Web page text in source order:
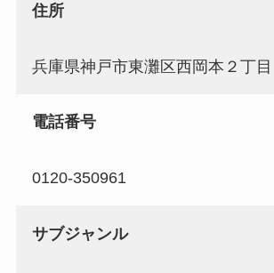
住所
兵庫県神戸市東灘区西岡本２丁
電話番号
0120-350961
サブジャンル